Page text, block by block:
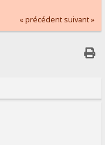
« précédent suivant »